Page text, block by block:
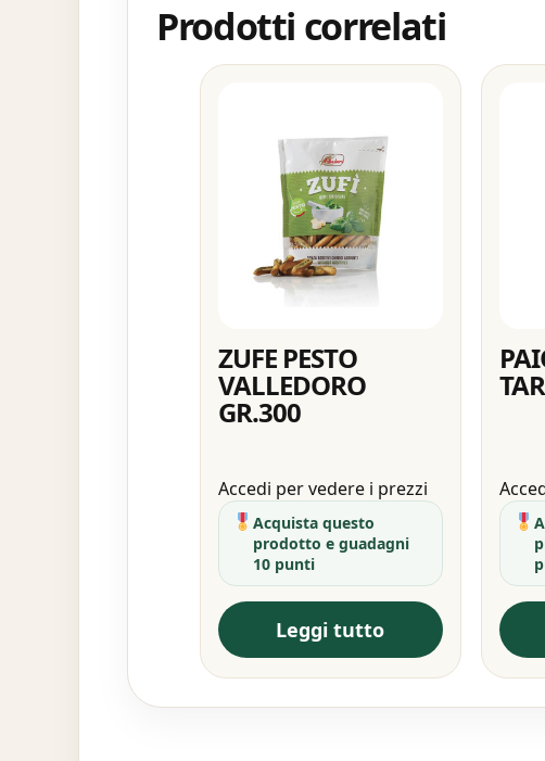
Prodotti correlati
ZUFE PESTO
VALLEDORO
GR.300
Accedi per vedere i prezzi
Acquista questo
prodotto e guadagni
10 punti
Leggi tutto